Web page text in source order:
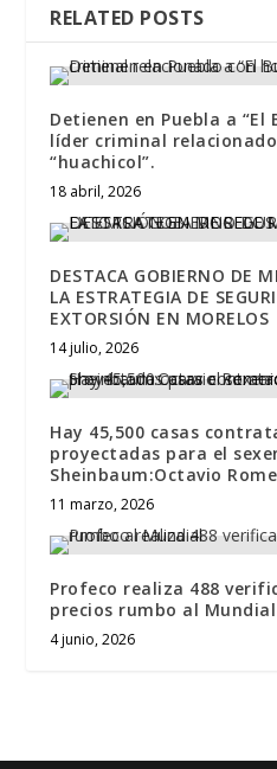
RELATED POSTS
Detienen en Puebla a “El
líder criminal
“huachicol”.
18 abril, 2026
DESTACA GOBIERNO DE
LA ESTRATEGIA DE
EXTORSIÓN EN MORELOS
14 julio, 2026
Hay 45,500 casas
proyectadas para el
Sheinbaum:Octavio
11 marzo, 2026
Profeco realiza 488
precios rumbo al Mundial
4 junio, 2026